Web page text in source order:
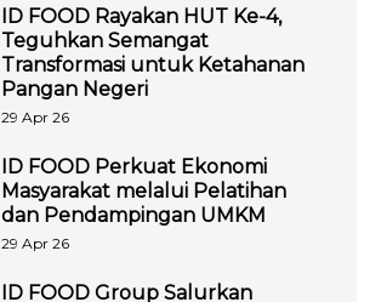
ID FOOD Rayakan HUT Ke-4,
Teguhkan Semangat
Transformasi untuk Ketahanan
Pangan Negeri
29 Apr 26
ID FOOD Perkuat Ekonomi
Masyarakat melalui Pelatihan
dan Pendampingan UMKM
29 Apr 26
ID FOOD Group Salurkan